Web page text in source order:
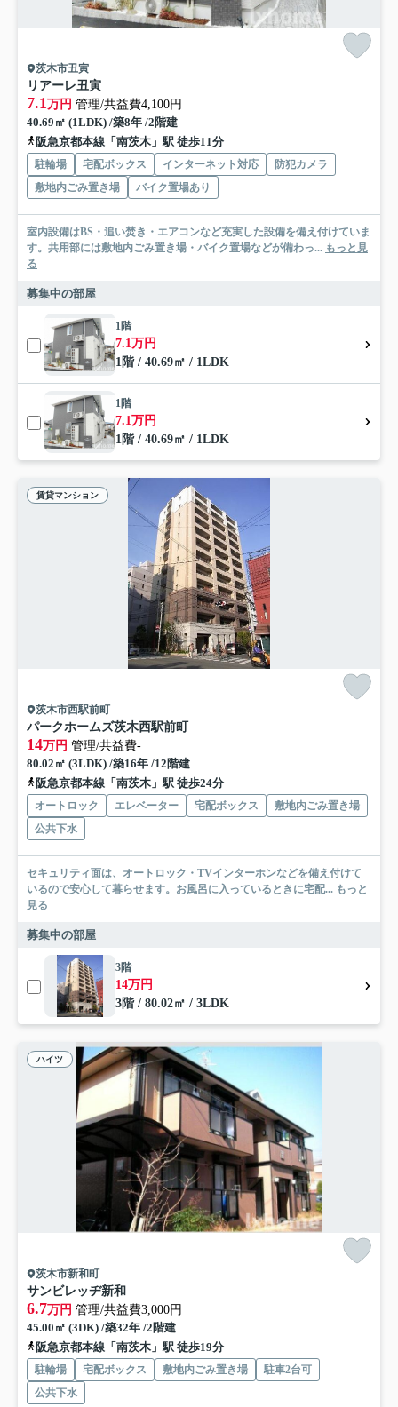
茨木市丑寅
リアーレ丑寅
7.1万円 管理/共益費4,100円
40.69㎡ (1LDK) /築8年 /2階建
阪急京都本線「南茨木」駅 徒歩11分
駐輪場 宅配ボックス インターネット対応
防犯カメラ
敷地内ごみ置き場
バイク置場あり
室内設備はBS・追い焚き・エアコンなど充実した設備を備え付けていま
す。共用部には敷地内ごみ置き場・バイク置場などが備わっ... もっと見
る
募集中の部屋
1階
7.1万円
1階 / 40.69㎡ / 1LDK
1階
7.1万円
1階 / 40.69㎡ / 1LDK
賃貸マンション
茨木市西駅前町
パークホームズ茨木西駅前町
14万円 管理/共益費-
80.02㎡ (3LDK) /築16年 /12階建
阪急京都本線「南茨木」駅 徒歩24分
オートロック エレベーター 宅配ボックス
敷地内ごみ置き場
公共下水
セキュリティ面は、オートロック・TVインターホンなどを備え付けて
いるので安心して暮らせます。お風呂に入っているときに宅配... もっと
見る
募集中の部屋
3階
14万円
3階 / 80.02㎡ / 3LDK
ハイツ
茨木市新和町
サンビレッヂ新和
6.7万円 管理/共益費3,000円
45.00㎡ (3DK) /築32年 /2階建
阪急京都本線「南茨木」駅 徒歩19分
駐輪場 宅配ボックス 敷地内ごみ置き場
駐車2台可
公共下水